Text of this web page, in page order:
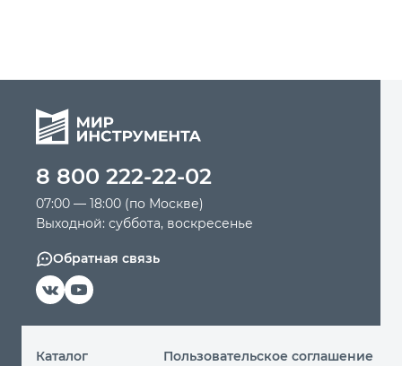
Силовое оборудование
Автомобильный инструмент
Крепежный инструмент
Режущий инструмент
Прочий инструмент
8 800 222-22-02
07:00 — 18:00 (по Москве)
Выходной: суббота, воскресенье
Обратная связь
Каталог
Пользовательское соглашение